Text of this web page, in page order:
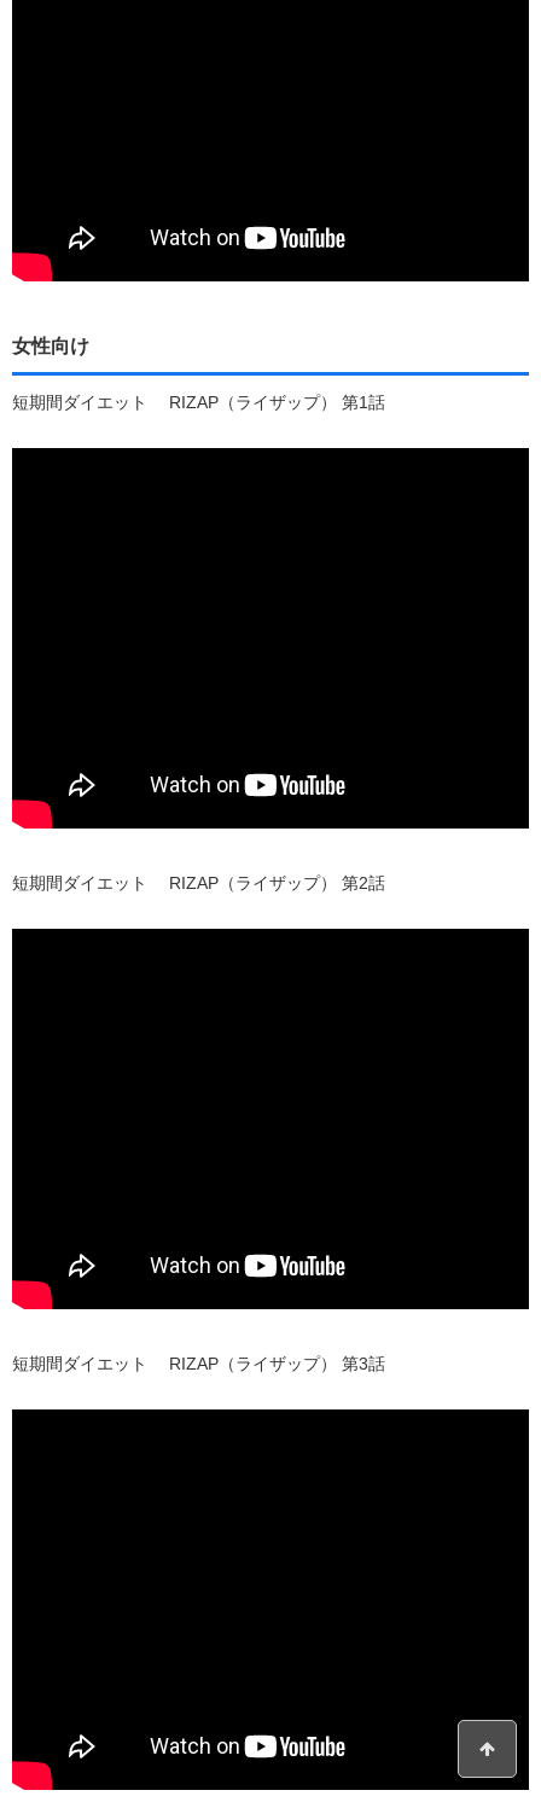
女性向け
短期間ダイエット RIZAP（ライザップ） 第1話
短期間ダイエット RIZAP（ライザップ） 第2話
短期間ダイエット RIZAP（ライザップ） 第3話